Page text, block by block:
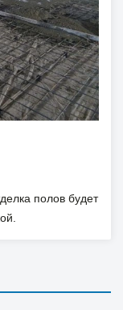
полов будет